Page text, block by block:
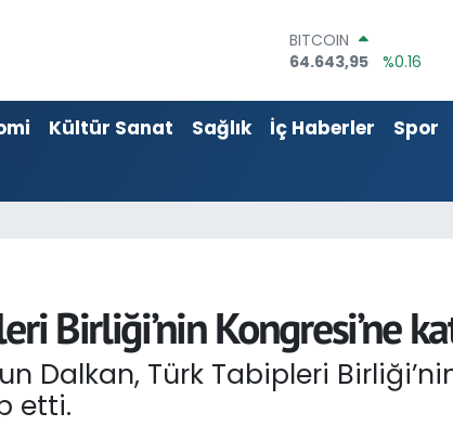
DOLAR
47,6006
%0.06
55,0250
%0.02
STERLİN
Kültür Sanat Sağlık İç Haberler Spor
Birliği’nin Kongresi’ne
Dalkan, Türk Tabipleri
etti.